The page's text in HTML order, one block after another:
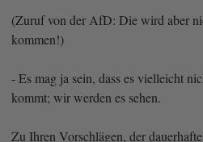
(Zuruf von der AfD: Die wird aber
kommen!)
- Es mag ja sein, dass es vielleicht
kommt; wir werden es sehen.
Zu Ihren Vorschlägen, der